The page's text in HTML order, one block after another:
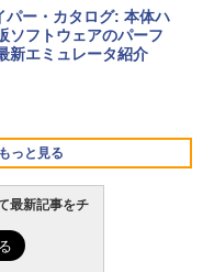
メモリ16GB SSD 5
Personal (24か月
11 重量1.7kg Wi-Fi 6
ルー M1502NAQ-R716
ド - 10,000 Robux
アイテムを含む】 【オ
パー・カタログ: 本体ハ
ソフトウェアのパーフ
新エミュレータ紹介
っと見る
目に優しい、かさばら
で読みやすい、6週間持
最新記事をチ